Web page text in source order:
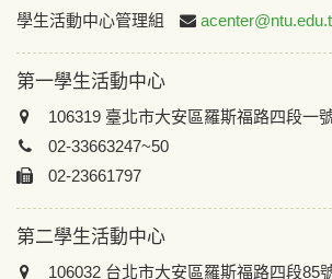
:::
學生活動中心管理組
第一學生活動中心
106319 臺北市大安區羅斯福路四段一
02-33663247~50
02-23661797
第二學生活動中心
106032 台北市大安區羅斯福路四段85